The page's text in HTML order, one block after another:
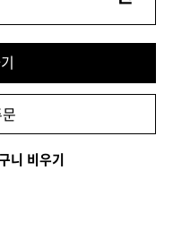
니 비우기